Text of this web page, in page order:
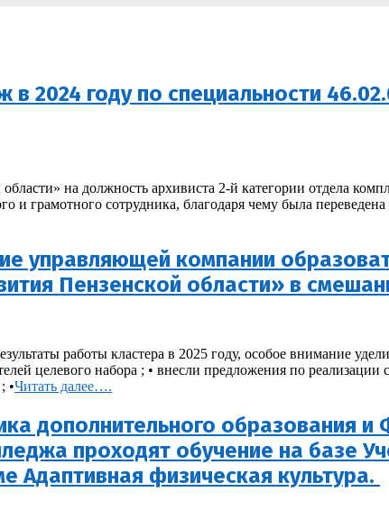
2024 году по специальности
на должность архивиста 2-й категории отдела
и грамотного сотрудника, благодаря чему была
управляющей компании
Пензенской области» в
работы кластера в 2025 году, особое внимание
целевого набора ; • внесли предложения по реализации
•Читать далее….
дополнительного образования и
проходят обучение на базе
Адаптивная физическая культура.